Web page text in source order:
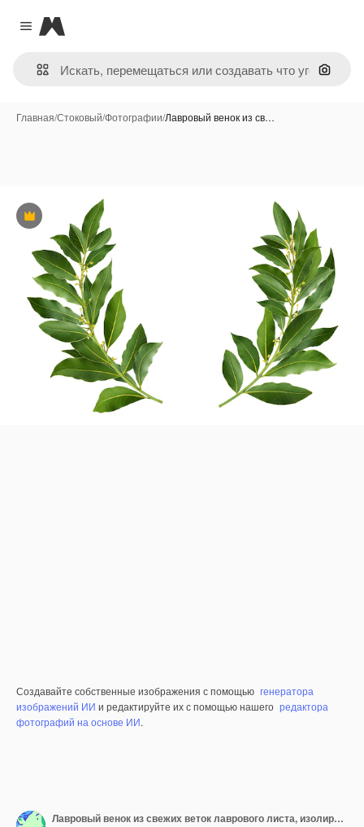
Close menu
Magnific
Поиск
Главная/Стоковый/Фотографии/Лавровый венок из св…
Премиум
Создавайте собственные изображения с помощью генератора
изображений ИИ и редактируйте их с помощью нашего редактора
фотографий на основе ИИ.
Лавровый венок из свежих веток лаврового листа, изолированные на белом фоне с обтравочным контуром